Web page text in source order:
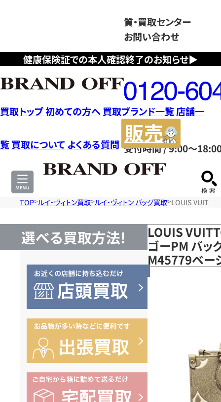
健康保険証での本人確認終了のお知らせ▶
質・買取センター
お問い合わせ
フ
リ
ー
ダ
イ
ヤ
ル
0120604117
受付時間 / 9:00～
買取トップ初めての方へ 買取ブランド一覧店舗一
覧 買取について よくある質問
サ
TOP ルイ・ヴィトン買取 ルイ・ヴィトン バッグ買取 LOUIS
選べる買取方法!
LOUIS
ゴーPM バッ
M45779ベー